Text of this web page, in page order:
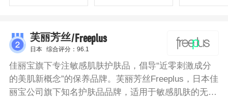
芙丽芳丝/Freeplus
日本 综合评分：96.1
佳丽宝旗下专注敏感肌肤护肤品，倡导“近零刺激成分
的美肌新概念”的保养品牌。芙丽芳丝Freeplus，日本佳
丽宝公司旗下知名护肤品品牌，适用于敏感肌肤的无刺